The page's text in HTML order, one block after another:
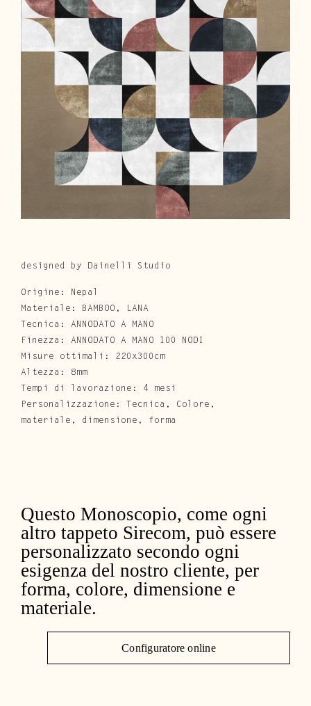
Cura e Manutenzione
Customer Service
Downloads
Area Riservata
IT | EN
designed by Dainelli Studio
Origine: Nepal
Materiale: BAMBOO, LANA
Tecnica: ANNODATO A MANO
Finezza: ANNODATO A MANO 100 NODI
Misure ottimali: 220x300cm
Altezza: 8mm
Tempi di lavorazione: 4 mesi
Personalizzazione: Tecnica, Colore,
materiale, dimensione, forma
Questo Monoscopio, come ogni
altro tappeto Sirecom, può essere
personalizzato secondo ogni
esigenza del nostro cliente, per
forma, colore, dimensione e
materiale.
Configuratore online